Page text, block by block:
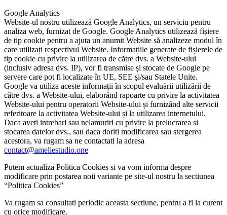
Google Analytics
Website-ul nostru utilizează Google Analytics, un serviciu pentru
analiza web, furnizat de Google. Google Analytics utilizează fișiere
de tip cookie pentru a ajuta un anumit Website să analizeze modul în
care utilizați respectivul Website. Informațiile generate de fișierele de
tip cookie cu privire la utilizarea de către dvs. a Website-ului
(inclusiv adresa dvs. IP), vor fi transmise și stocate de Google pe
servere care pot fi localizate în UE, SEE şi/sau Statele Unite.
Google va utiliza aceste informații în scopul evaluării utilizării de
către dvs. a Website-ului, elaborând rapoarte cu privire la activitatea
Website-ului pentru operatorii Website-ului și furnizând alte servicii
referitoare la activitatea Website-ului și la utilizarea internetului.
Daca aveti intrebari sau nelamuriri cu privire la prelucrarea si
stocarea datelor dvs., sau daca doriti modificarea sau stergerea
acestora, va rugam sa ne contactati la adresa
contact@ameliestudio.one
Putem actualiza Politica Cookies si va vom informa despre
modificare prin postarea noii variante pe site-ul nostru la sectiunea
“Politica Cookies”
Va rugam sa consultati periodic aceasta sectiune, pentru a fi la curent
cu orice modificare.